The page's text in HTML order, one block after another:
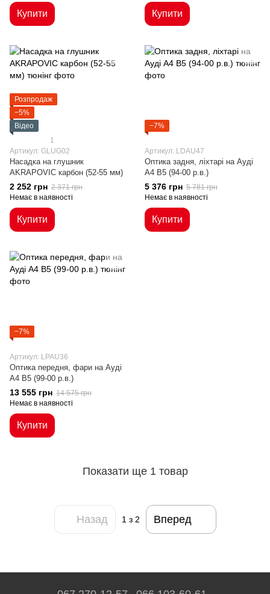
Купити Купити
Розпродаж
−5%
Відео
1
Артикул: GLUG02
Насадка на глушник
AKRAPOVIC карбон (52-55 мм)
2 252 грн 2 371 грн
Немає в наявності
Купити
−7%
Артикул: LDAU47
Оптика задня, ліхтарі на Ауді
A4 B5 (94-00 р.в.)
5 376 грн 5 781 грн
Немає в наявності
Купити
−7%
Артикул: LPAU36
Оптика передня, фари на Ауді
A4 B5 (99-00 р.в.)
13 555 грн 14 575 грн
Немає в наявності
Купити
Показати ще 1 товар
Назад 1 з 2 Вперед